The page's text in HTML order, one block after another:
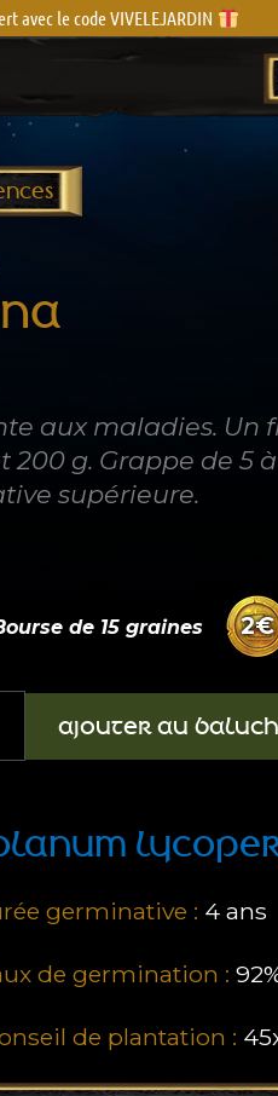
avec le code VIVELEJARDIN
aux maladies.
g. Grappe de 5
supérieure.
de 15 graines 2€
AJOUTER AU
germinative : 4ans
de germination :
de plantation :